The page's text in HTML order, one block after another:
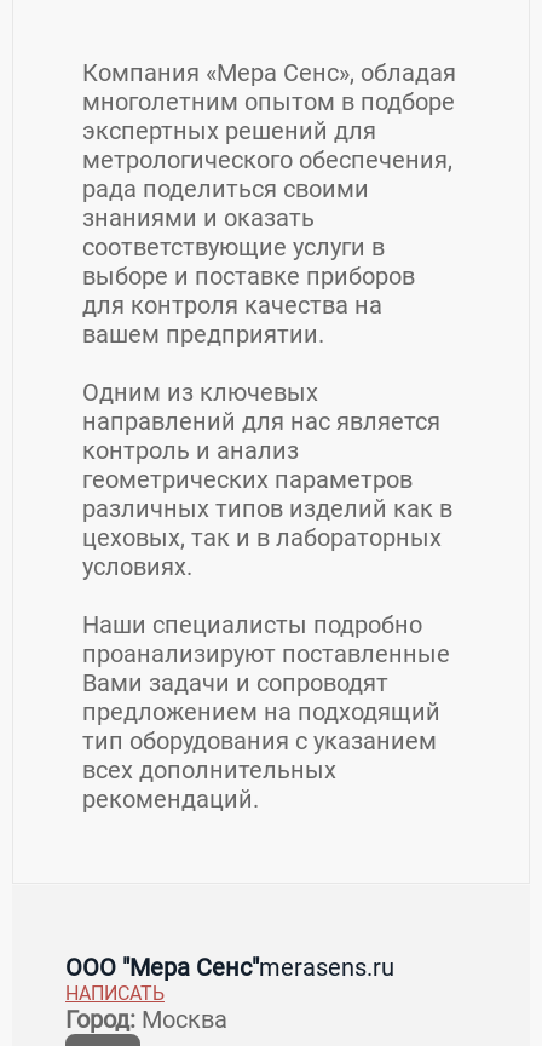
Компания «Мера Сенс», обладая
многолетним опытом в подборе
экспертных решений для
метрологического обеспечения,
рада поделиться своими
знаниями и оказать
соответствующие услуги в
выборе и поставке приборов
для контроля качества на
вашем предприятии.
Одним из ключевых
направлений для нас является
контроль и анализ
геометрических параметров
различных типов изделий как в
цеховых, так и в лабораторных
условиях.
Наши специалисты подробно
проанализируют поставленные
Вами задачи и сопроводят
предложением на подходящий
тип оборудования с указанием
всех дополнительных
рекомендаций.
Страна:Россия
Город:Москва
ООО "Мера Сенс"merasens.ru
НАПИСАТЬ
Город: Москва